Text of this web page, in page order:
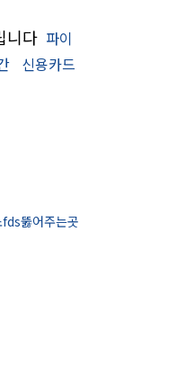
니다 파이
신용카드
뚫어주는곳